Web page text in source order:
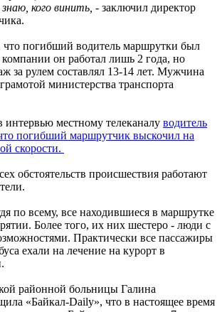
кого винить, - заключил директор
погибший водитель маршрутки был
он работал лишь 2 года, но
за рулем составлял 13-14 лет. Мужчина
министерства транспорта
местному телеканалу водитель
погибший маршрутчик выскочил на
скорости.
обстоятельств происшествия работают
по всему, все находившиеся в маршрутке
Более того, их них шестеро - люди с
Практически все пассажиры
ехали на лечение на курорт в
районной больницы Галина
«Байкал-Daily», что в настоящее время